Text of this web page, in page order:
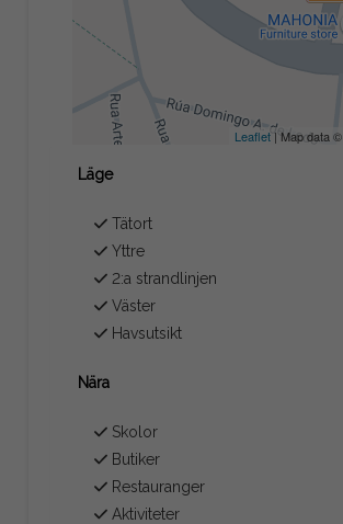
Leaflet| Map data ©
Läge
Tätort
Yttre
2:a strandlinjen
Väster
Havsutsikt
Nära
Skolor
Butiker
Restauranger
Aktiviteter